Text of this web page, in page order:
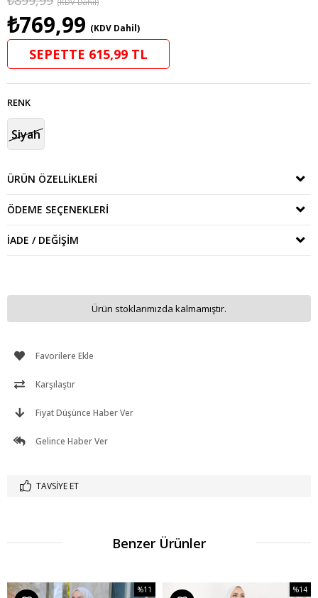
₺769,99 (KDV Dahil)
SEPETTE 615,99 TL
RENK
Siyah
ÜRÜN ÖZELLIKLERI
ÖDEME SEÇENEKLERI
İADE / DEĞIŞIM
Ürün stoklarımızda kalmamıştır.
Favorilere Ekle
Karşılaştır
Fiyat Düşünce Haber Ver
Gelince Haber Ver
TAVSIYE ET
Benzer Ürünler
%11
%14